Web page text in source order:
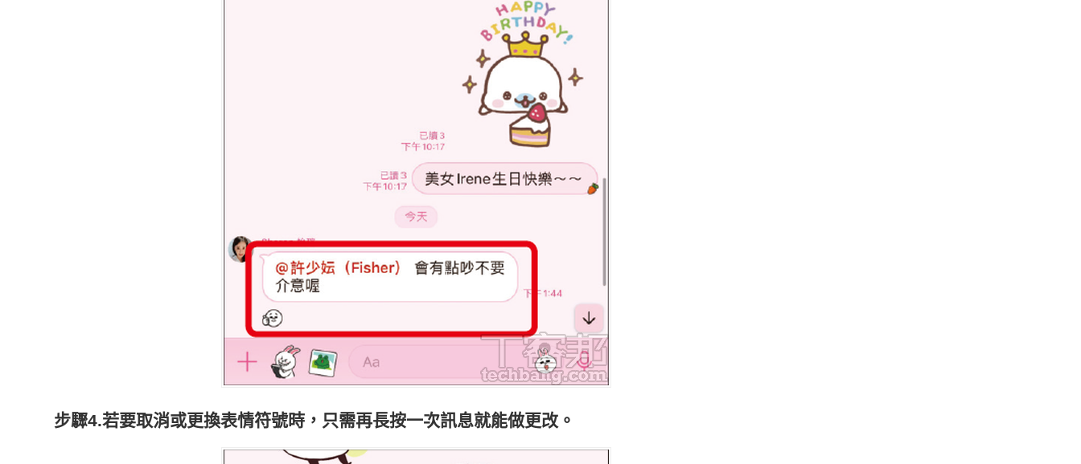
步驟4.若要取消或更換表情符號時，只需再長按一次訊息就能做更改。